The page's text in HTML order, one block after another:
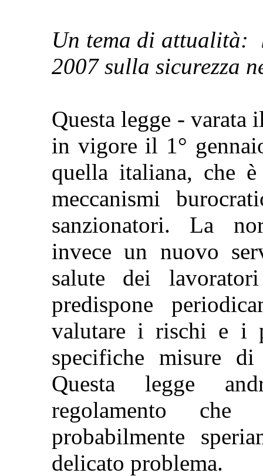
Un tema di attualità:
2007 sulla sicurezza
Questa legge - varata
in vigore il 1°
quella italiana, che
meccanismi
sanzionatori. La
invece un nuovo
salute dei
predispone
valutare i rischi e i
specifiche misure
Questa legge
regolamento che
probabilmente
delicato problema.